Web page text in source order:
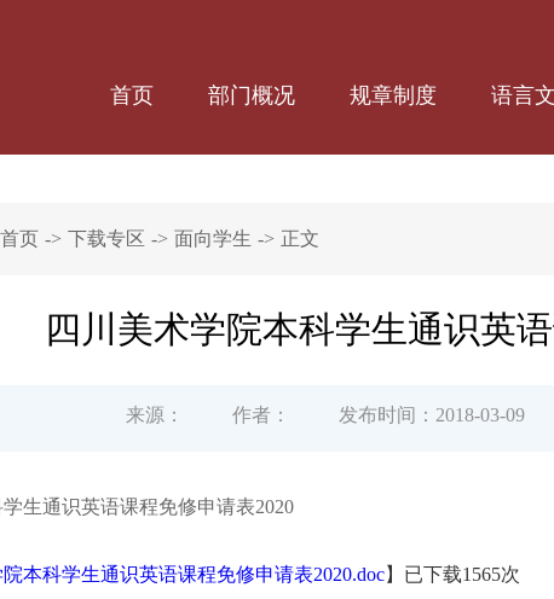
首页 部门概况 规章制度 语言
首页 -> 下载专区 -> 面向学生 -> 正文
四川美术学院本科学生通识英
来源： 作者： 发布时间：2018-03-09
生通识英语课程免修申请表2020
本科学生通识英语课程免修申请表2020.doc】已下载1565次